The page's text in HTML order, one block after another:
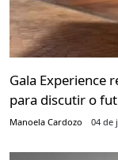
Gala Experience
para discutir o
Manoela Cardozo 04 de